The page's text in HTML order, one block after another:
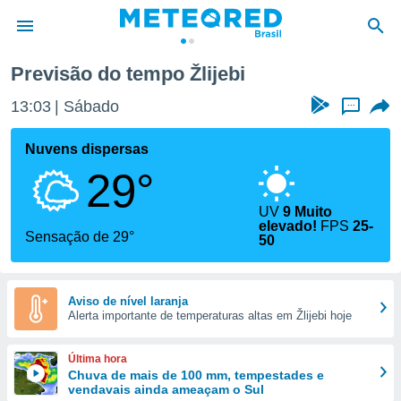
da
fornecidas
a este
das
e
forma
digital
Previsão do tempo Žlijebi
13:03 Sábado ...
Nuvens dispersas
29°
Sensação de 29°
UV9 Muito
elevado! FPS25-
50
Aviso de nível laranja
Alerta importante de temperaturas altas em Žlijebi hoje
Última hora
Chuva de mais de 100 mm, tempestades e
vendavais ainda ameaçam o Sul